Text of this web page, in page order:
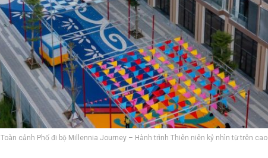
Toàn cảnh Phố đi bộ Millennia Journey – Hành trình Thiên niên kỷ nhìn từ trên cao